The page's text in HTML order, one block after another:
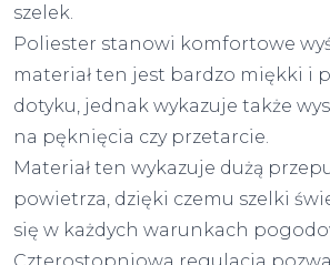
szelek.
Poliester stanowi komfortowe
materiał ten jest bardzo miękki i
dotyku, jednak wykazuje także
na pęknięcia czy przetarcie.
Materiał ten wykazuje dużą
powietrza, dzięki czemu szelki
się w każdych warunkach